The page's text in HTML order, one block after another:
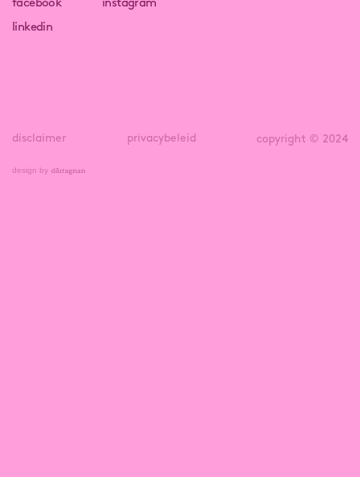
facebook
linkedin
instagram
disclaimer privacybeleid copyright © 2024
design by